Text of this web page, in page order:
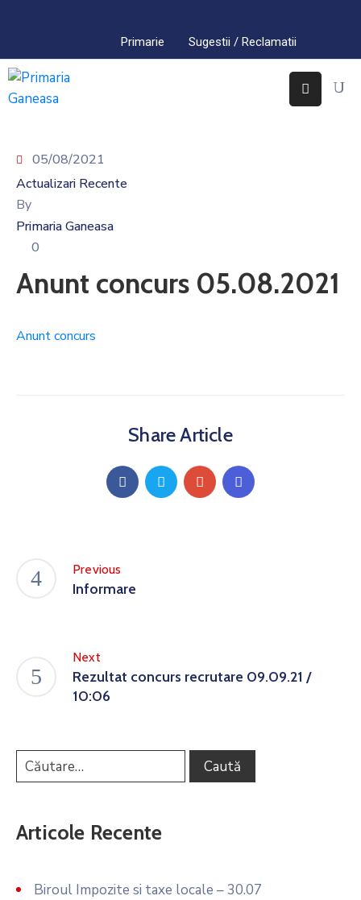
Primarie Sugestii / Reclamatii
Acasa
Primaria
Interes
Public
Comuna
Contact
05/08/2021
Actualizari Recente
By
Primaria Ganeasa
0
Anunt concurs 05.08.2021
Anunt concurs
Share Article
Previous
Informare
Next
Rezultat concurs recrutare 09.09.21 /
10:06
Articole Recente
Biroul Impozite si taxe locale – 30.07